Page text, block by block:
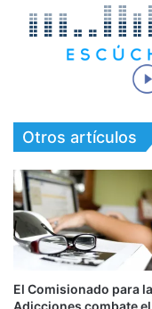
Otros artículos
El Comisionado para
Adicciones combate